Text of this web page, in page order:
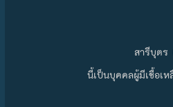
สารีบุตร
นี้เป็นบุคคลผู้มีเชื้อเ